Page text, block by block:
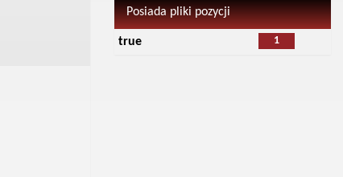
Posiada pliki pozycji
1
true